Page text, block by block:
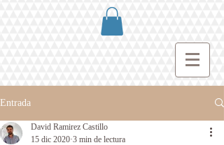
Entrada
David Ramirez Castillo
15 dic 2020 3 min de lectura